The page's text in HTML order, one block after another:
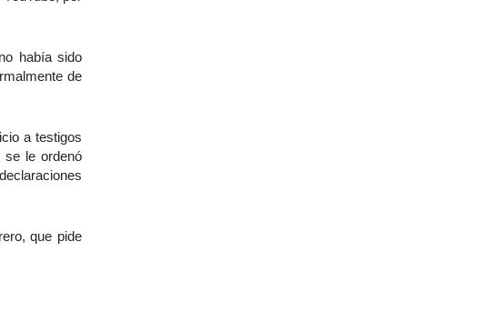
había sido
de
a testigos
se le ordenó
que pide